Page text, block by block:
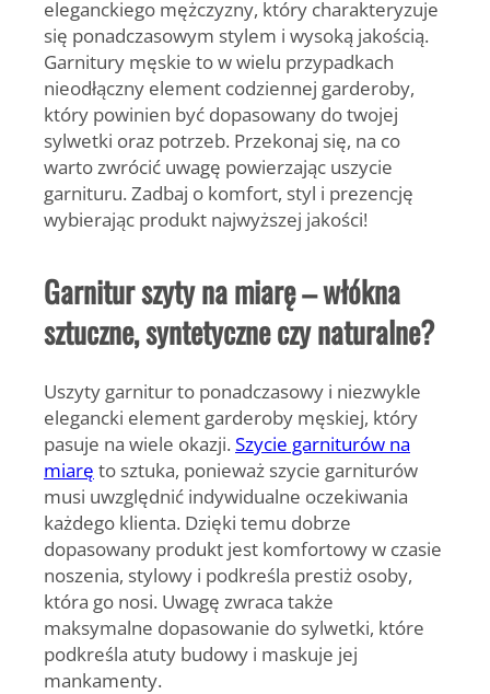
eleganckiego mężczyzny, który charakteryzuje
się ponadczasowym stylem i wysoką jakością.
Garnitury męskie to w wielu przypadkach
nieodłączny element codziennej garderoby,
który powinien być dopasowany do twojej
sylwetki oraz potrzeb. Przekonaj się, na co
warto zwrócić uwagę powierzając uszycie
garnituru. Zadbaj o komfort, styl i prezencję
wybierając produkt najwyższej jakości!
Garnitur szyty na miarę – włókna
sztuczne, syntetyczne czy naturalne?
Uszyty garnitur to ponadczasowy i niezwykle
elegancki element garderoby męskiej, który
pasuje na wiele okazji. Szycie garniturów na
miarę to sztuka, ponieważ szycie garniturów
musi uwzględnić indywidualne oczekiwania
każdego klienta. Dzięki temu dobrze
dopasowany produkt jest komfortowy w czasie
noszenia, stylowy i podkreśla prestiż osoby,
która go nosi. Uwagę zwraca także
maksymalne dopasowanie do sylwetki, które
podkreśla atuty budowy i maskuje jej
mankamenty.